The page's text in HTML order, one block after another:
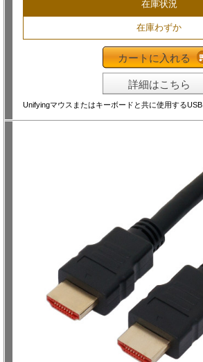
在庫状況
在庫わずか
カートに入れる
詳細はこちら
Unifyingマウスまたはキーボードと共に使用する